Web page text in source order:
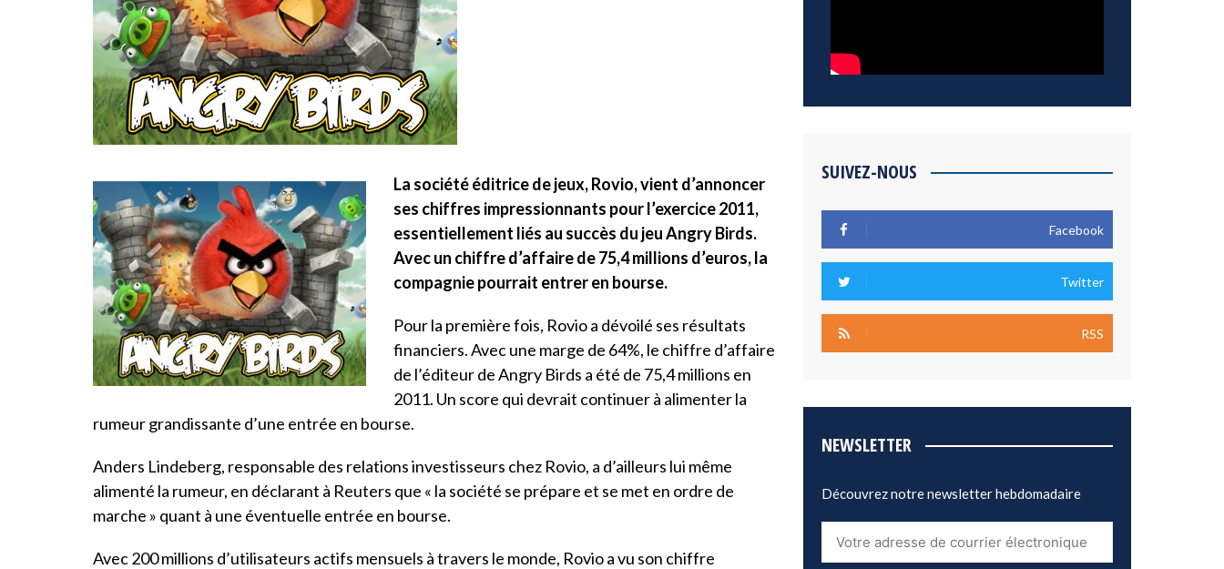
La société éditrice de jeux, Rovio, vient d’annoncer
ses chiffres impressionnants pour l’exercice 2011,
essentiellement liés au succès du jeu Angry Birds.
Avec un chiffre d’affaire de 75,4 millions d’euros, la
compagnie pourrait entrer en bourse.
Pour la première fois, Rovio a dévoilé ses résultats
financiers. Avec une marge de 64%, le chiffre d’affaire
de l’éditeur de Angry Birds a été de 75,4 millions en
2011. Un score qui devrait continuer à alimenter la
rumeur grandissante d’une entrée en bourse.
Anders Lindeberg, responsable des relations investisseurs chez Rovio, a d’ailleurs lui même
alimenté la rumeur, en déclarant à Reuters que « la société se prépare et se met en ordre de
marche » quant à une éventuelle entrée en bourse.
Avec 200 millions d’utilisateurs actifs mensuels à travers le monde, Rovio a vu son chiffre
SUIVEZ-NOUS
Facebook
Twitter
RSS
NEWSLETTER
Découvrez notre newsletter hebdomadaire